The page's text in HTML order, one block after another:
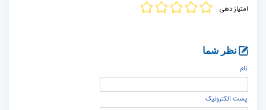
امتیاز دهی
نظر شما
نام
پست الكترونيک